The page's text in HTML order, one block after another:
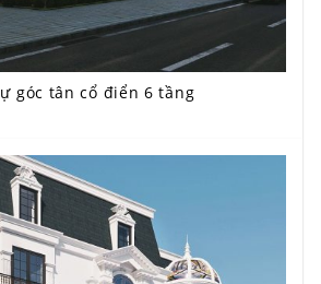
góc tân cổ điển 6 tầng